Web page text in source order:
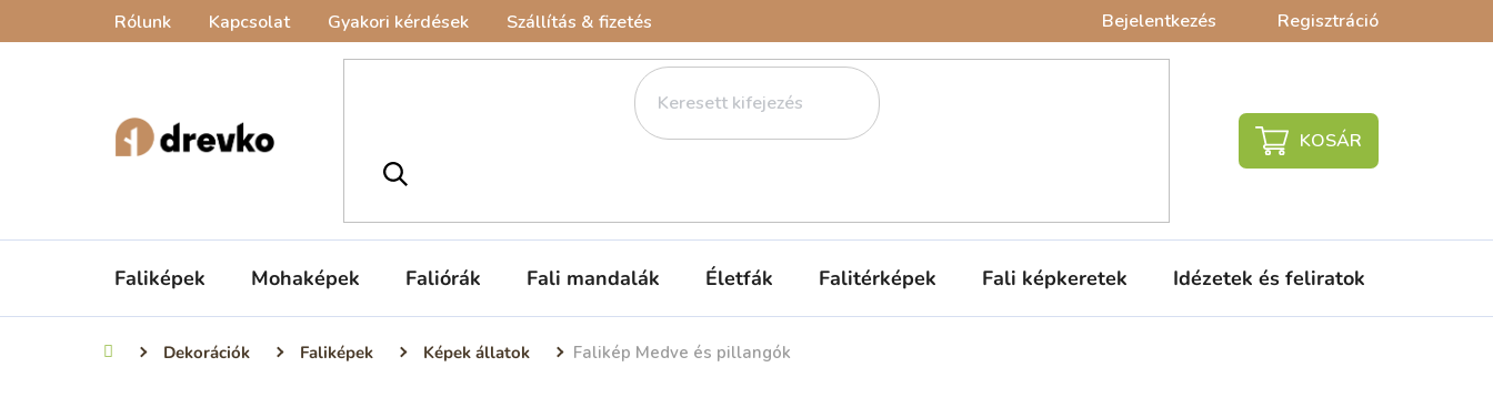
Rólunk Kapcsolat Gyakori kérdések Szállítás & fizetés Bejelentkezés Regisztráció
KOSÁR
Faliképek Mohaképek Faliórák Fali mandalák Életfák Falitérképek Fali képkeretek Idézetek és feliratok
KezdőlapDekorációk Faliképek Képek állatok Falikép Medve és pillangók